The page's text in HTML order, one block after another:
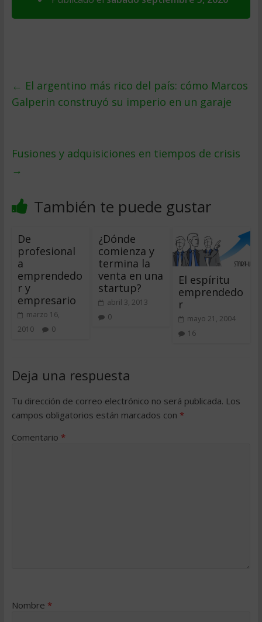
← El argentino más rico del país: cómo Marcos
Galperin construyó su imperio en un garaje
Fusiones y adquisiciones en tiempos de crisis
→
También te puede gustar
De
profesional
a
emprendedo
r y
empresario
marzo 16,
2010
0
¿Dónde
comienza y
termina la
venta en una
startup?
abril 3, 2013
0
El espíritu
emprendedo
r
mayo 21, 2004
16
Deja una respuesta
Tu dirección de correo electrónico no será publicada. Los
campos obligatorios están marcados con *
Comentario *
Nombre *